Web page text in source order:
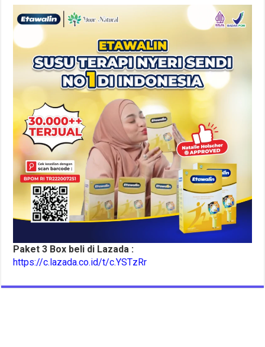
Paket 3 Box beli di Lazada :
https://c.lazada.co.id/t/c.YSTzRr